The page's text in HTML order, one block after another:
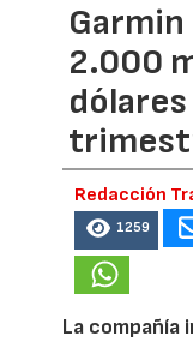
2.000
Redacción
1259
La compañía